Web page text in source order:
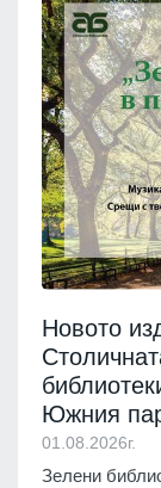
Новото
Южния
01.08.2026г.
Зелени